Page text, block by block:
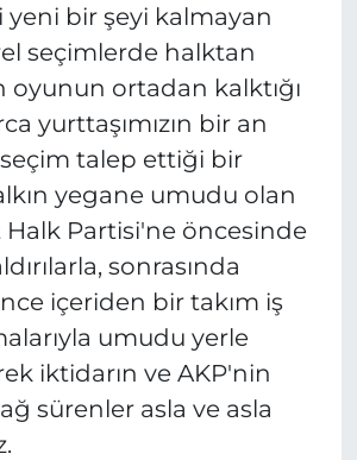
yeni bir şeyi kalmayan
seçimlerde halktan
oyunun ortadan kalktığı
yurttaşımızın bir an
talep ettiği bir
yegane umudu olan
Partisi'ne öncesinde
sonrasında
içeriden bir takım iş
umudu yerle
iktidarın ve AKP'nin
sürenler asla ve asla